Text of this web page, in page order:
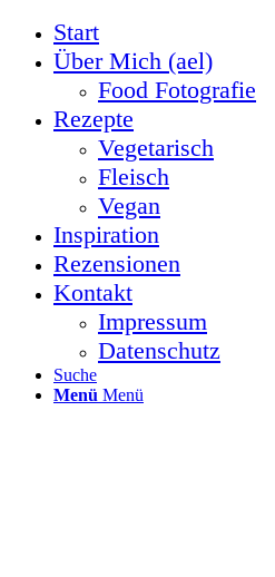
Start
Über Mich (ael)
Food Fotografie
Rezepte
Vegetarisch
Fleisch
Vegan
Inspiration
Rezensionen
Kontakt
Impressum
Datenschutz
Suche
Menü Menü